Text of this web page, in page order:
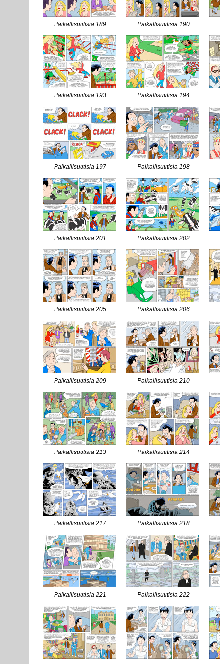
Paikallisuutisia 189 Paikallisuutisia 190
Paikallisuutisia 193 Paikallisuutisia 194
Paikallisuutisia 197 Paikallisuutisia 198
Paikallisuutisia 201 Paikallisuutisia 202
Paikallisuutisia 205 Paikallisuutisia 206
Paikallisuutisia 209 Paikallisuutisia 210
Paikallisuutisia 213 Paikallisuutisia 214
Paikallisuutisia 217 Paikallisuutisia 218
Paikallisuutisia 221 Paikallisuutisia 222